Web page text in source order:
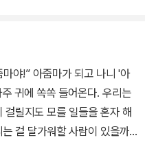
들을 탈출시키고자 이 책을
웃음 뒤에 가려 있었다. 하지
소중한 재산이 되었기에, 이
줄 아는 ‘내 인생의 주인’으로
나니 '아
귀에 쏙쏙 들어온다. 우리는
릴지도 모를 일들을 혼자 해
걸 달가워할 사람이 있을까?